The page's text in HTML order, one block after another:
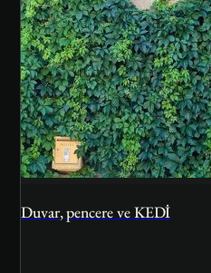
Duvar, pencere ve KEDİ